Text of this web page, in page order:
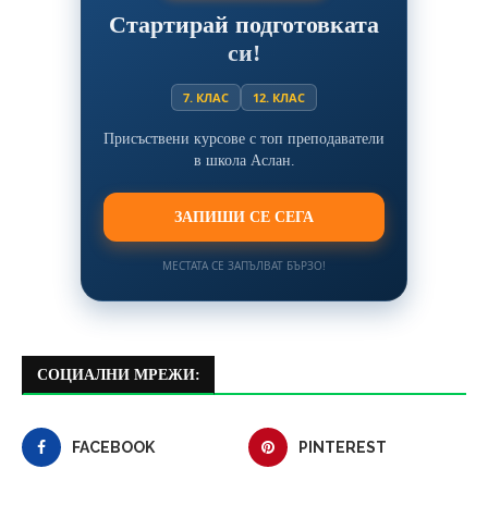
Стартирай подготовката
си!
7. КЛАС 12. КЛАС
Присъствени курсове с топ преподаватели
в школа Аслан.
ЗАПИШИ СЕ СЕГА
МЕСТАТА СЕ ЗАПЪЛВАТ БЪРЗО!
СОЦИАЛНИ МРЕЖИ:
FACEBOOK PINTEREST